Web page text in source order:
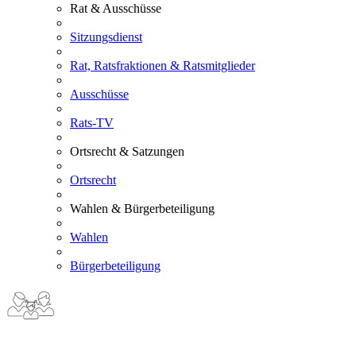
Rat & Ausschüsse
Sitzungsdienst
Rat, Ratsfraktionen & Ratsmitglieder
Ausschüsse
Rats-TV
Ortsrecht & Satzungen
Ortsrecht
Wahlen & Bürgerbeteiligung
Wahlen
Bürgerbeteiligung